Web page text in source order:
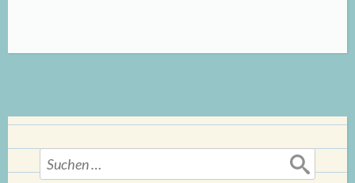
und
Suchen
nach: